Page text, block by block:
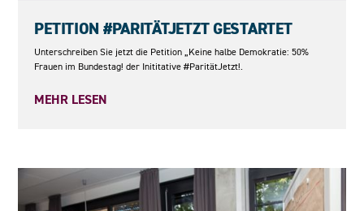
PETITION #PARITÄTJETZT GESTARTET
Unterschreiben Sie jetzt die Petition „Keine halbe Demokratie: 50%
Frauen im Bundestag! der Inititative #ParitätJetzt!.
MEHR LESEN